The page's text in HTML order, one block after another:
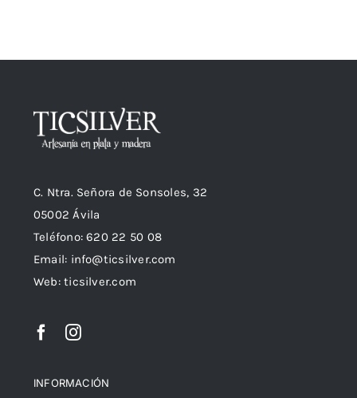
C. Ntra. Señora de Sonsoles, 32
05002 Ávila
Teléfono: 620 22 50 08
Email: info@ticsilver.com
Web: ticsilver.com
INFORMACIÓN